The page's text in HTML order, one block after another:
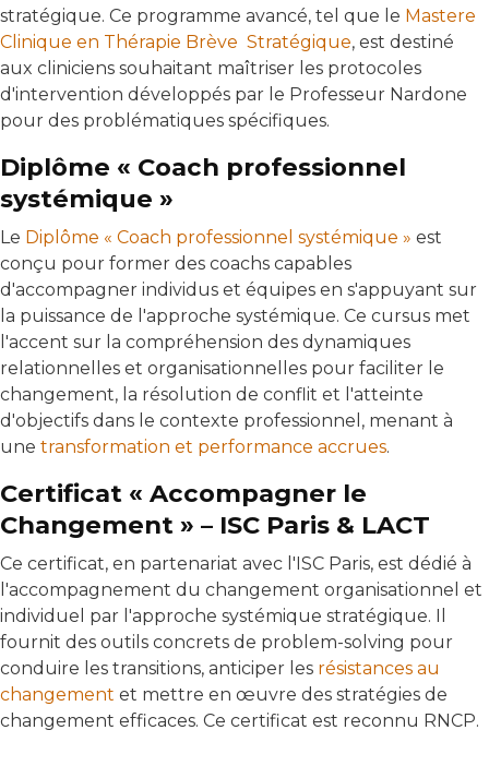
stratégique. Ce programme avancé, tel que le Mastere
Clinique en Thérapie Brève Stratégique, est destiné
aux cliniciens souhaitant maîtriser les protocoles
d'intervention développés par le Professeur Nardone
pour des problématiques spécifiques.
Diplôme « Coach professionnel
systémique »
Le Diplôme « Coach professionnel systémique » est
conçu pour former des coachs capables
d'accompagner individus et équipes en s'appuyant sur
la puissance de l'approche systémique. Ce cursus met
l'accent sur la compréhension des dynamiques
relationnelles et organisationnelles pour faciliter le
changement, la résolution de conflit et l'atteinte
d'objectifs dans le contexte professionnel, menant à
une transformation et performance accrues.
Certificat « Accompagner le
Changement » – ISC Paris & LACT
Ce certificat, en partenariat avec l'ISC Paris, est dédié à
l'accompagnement du changement organisationnel et
individuel par l'approche systémique stratégique. Il
fournit des outils concrets de problem-solving pour
conduire les transitions, anticiper les résistances au
changement et mettre en œuvre des stratégies de
changement efficaces. Ce certificat est reconnu RNCP.